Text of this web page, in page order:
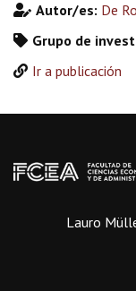
Autor/es: De
Grupo de
Ir a publicación
Lauro